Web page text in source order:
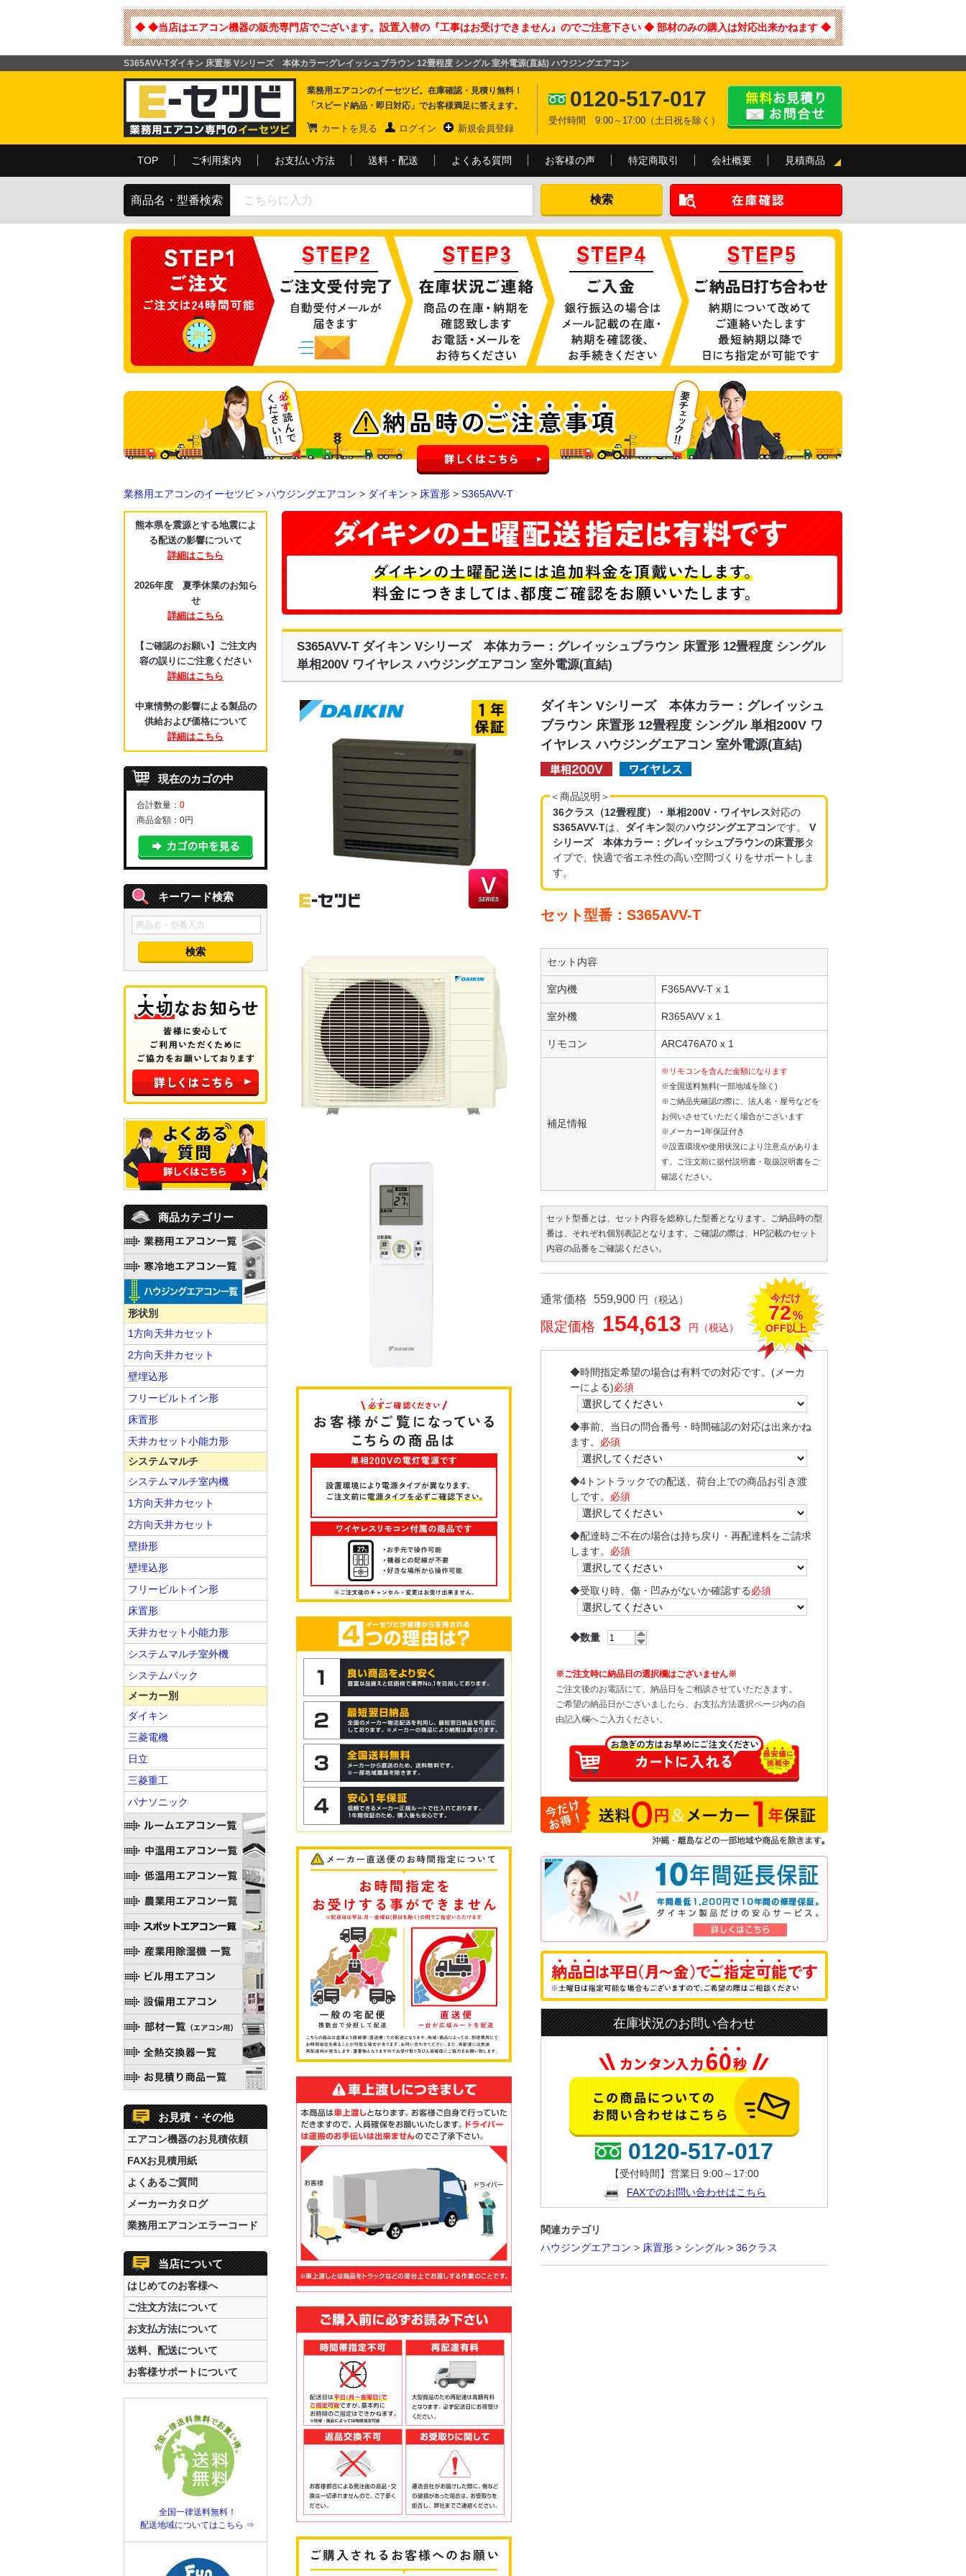
◆ ◆当店はエアコン機器の販売専門店でございます。設置入替の『工事はお受けできません』のでご注意下さい ◆ 部材のみの購入は対応出来かねます ◆
S365AVV-Tダイキン 床置形 Vシリーズ 本体カラー:グレイッシュブラウン 12畳程度 シングル 室外電源(直結) ハウジングエアコン
業務用エアコンのイーセツビ。在庫確認・見積り無料！
「スピード納品・即日対応」でお客様満足に答えます。
カートを見る ログイン 新規会員登録
0120-517-017
受付時間 9:00～17:00（土日祝を除く）
TOP ご利用案内 お支払い方法 送料・配送 よくある質問 お客様の声 特定商取引 会社概要 見積商品
商品名・型番検索
業務用エアコンのイーセツビ > ハウジングエアコン > ダイキン > 床置形 > S365AVV-T
S365AVV-T ダイキン Vシリーズ 本体カラー：グレイッシュブラウン 床置形 12畳程度 シングル
単相200V ワイヤレス ハウジングエアコン 室外電源(直結)
ダイキン Vシリーズ 本体カラー：グレイッシュ
ブラウン 床置形 12畳程度 シングル 単相200V ワ
イヤレス ハウジングエアコン 室外電源(直結)
＜商品説明＞
36クラス（12畳程度）・単相200V・ワイヤレス対応の
S365AVV-Tは、 ダイキン製のハウジングエアコンです。 V
シリーズ 本体カラー：グレイッシュブラウンの床置形タ
イプで、快適で省エネ性の高い空間づくりをサポートしま
す。
セット型番：S365AVV-T
セット内容
室内機 F365AVV-T x 1
室外機 R365AVV x 1
リモコン ARC476A70 x 1
補足情報
※リモコンを含んだ金額になります
※全国送料無料(一部地域を除く)
※ご納品先確認の際に、法人名・屋号などを
お伺いさせていただく場合がございます
※メーカー1年保証付き
※設置環境や使用状況により注意点がありま
す。ご注文前に据付説明書・取扱説明書をご
確認ください。
セット型番とは、セット内容を総称した型番となります。ご納品時の型
番は、それぞれ個別表記となります。ご確認の際は、HP記載のセット
内容の品番をご確認ください。
通常価格 559,900 円（税込）
限定価格 154,613 円（税込）
今だけ
72%
OFF以上
◆時間指定希望の場合は有料での対応です。(メーカ
ーによる)必須
◆事前、当日の問合番号・時間確認の対応は出来かね
ます。 必須
◆4トントラックでの配送、荷台上での商品お引き渡
しです。 必須
◆配達時ご不在の場合は持ち戻り・再配達料をご請求
します。 必須
◆受取り時、傷・凹みがないか確認する必須
◆数量
※ご注文時に納品日の選択欄はございません※
ご注文後のお電話にて、納品日をご相談させていただきます。
ご希望の納品日がございましたら、お支払方法選択ページ内の自
由記入欄へご入力ください。
在庫状況のお問い合わせ
0120-517-017
【受付時間】営業日 9:00～17:00
FAXでのお問い合わせはこちら
関連カテゴリ
ハウジングエアコン > 床置形 > シングル > 36クラス
熊本県を震源とする地震によ
る配送の影響について
詳細はこちら
2026年度 夏季休業のお知ら
せ
詳細はこちら
【ご確認のお願い】ご注文内
容の誤りにご注意ください
詳細はこちら
中東情勢の影響による製品の
供給および価格について
詳細はこちら
現在のカゴの中
合計数量： 0
商品金額： 0円
キーワード検索
商品カテゴリー
形状別
1方向天井カセット
2方向天井カセット
壁埋込形
フリービルトイン形
床置形
天井カセット小能力形
システムマルチ
システムマルチ室内機
1方向天井カセット
2方向天井カセット
壁掛形
壁埋込形
フリービルトイン形
床置形
天井カセット小能力形
システムマルチ室外機
システムパック
メーカー別
ダイキン
三菱電機
日立
三菱重工
パナソニック
お見積・その他
エアコン機器のお見積依頼
FAXお見積用紙
よくあるご質問
メーカーカタログ
業務用エアコンエラーコード
当店について
はじめてのお客様へ
ご注文方法について
お支払方法について
送料、配送について
お客様サポートについて
全国一律送料無料！
配送地域についてはこちら ⇒